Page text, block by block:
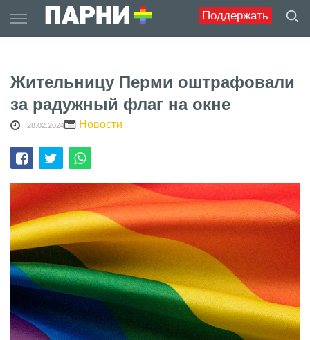
Поддержать
to
Жительницу Перми оштрафовали
за радужный флаг на окне
28.02.2024 Новости